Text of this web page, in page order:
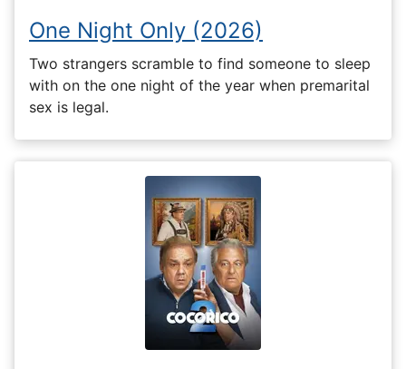
One Night Only (2026)
Two strangers scramble to find someone to sleep
with on the one night of the year when premarital
sex is legal.